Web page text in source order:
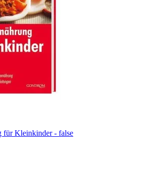
für Kleinkinder - false